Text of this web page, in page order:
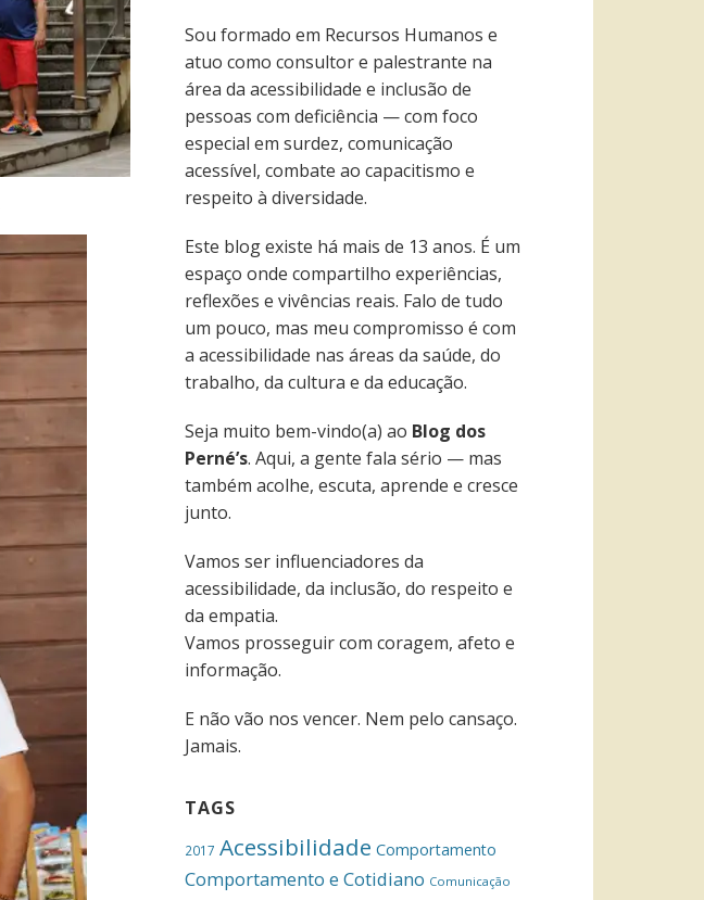
Sou formado em Recursos Humanos e
atuo como consultor e palestrante na
área da acessibilidade e inclusão de
pessoas com deficiência — com foco
especial em surdez, comunicação
acessível, combate ao capacitismo e
respeito à diversidade.
Este blog existe há mais de 13 anos. É um
espaço onde compartilho experiências,
reflexões e vivências reais. Falo de tudo
um pouco, mas meu compromisso é com
a acessibilidade nas áreas da saúde, do
trabalho, da cultura e da educação.
Seja muito bem-vindo(a) ao Blog dos
Perné’s. Aqui, a gente fala sério — mas
também acolhe, escuta, aprende e cresce
junto.
Vamos ser influenciadores da
acessibilidade, da inclusão, do respeito e
da empatia.
Vamos prosseguir com coragem, afeto e
informação.
E não vão nos vencer. Nem pelo cansaço.
Jamais.
TAGS
2017 Acessibilidade Comportamento
Comportamento e Cotidiano Comunicação